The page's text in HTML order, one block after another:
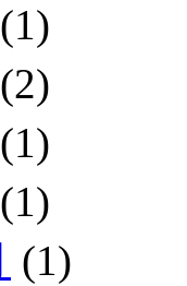
(1)
(2)
(1)
(1)
(1)